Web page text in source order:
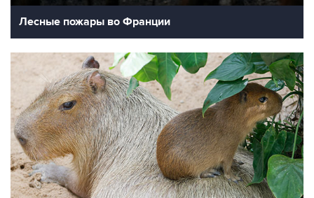
Лесные пожары во Франции